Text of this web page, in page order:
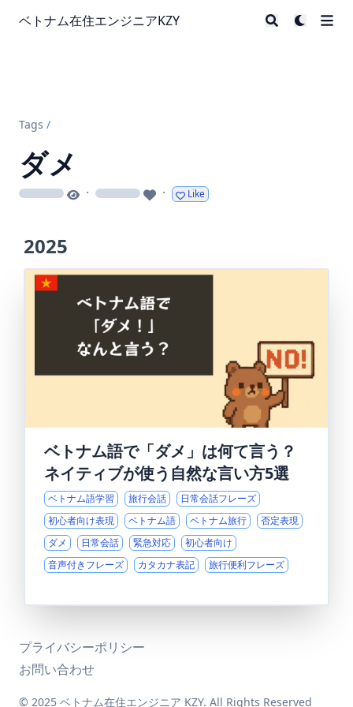
ベトナム在住エンジニアKZY
Tags /
ダメ
loading · loading · Like
2025
ベトナム語で「ダメ」は何て言う？
ネイティブが使う自然な言い方5選
ベトナム語学習 旅行会話
日常会話フレーズ
初心者向け表現
ベトナム語 ベトナム旅行
否定表現
ダメ
日常会話 緊急対応
初心者向け
音声付きフレーズ
カタカナ表記 旅行便利フレーズ
プライバシーポリシー
お問い合わせ
© 2025 ベトナム在住エンジニア KZY. All Rights Reserved